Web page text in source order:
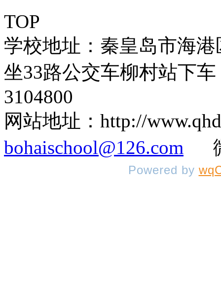
TOP
学校地址：秦皇岛市海
坐33路公交车柳村站下
3104800
网站地址：http://
bohaischool@126.com 微
Powered by